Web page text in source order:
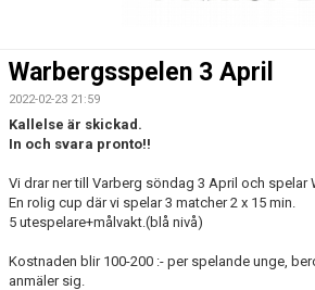
TRUPPEN
BILDGALLERI
DOKUMENT
KONTAKT
Warbergsspelen 3 April
2022-02-23 21:59
Kallelse är skickad.
In och svara pronto!!
Vi drar ner till Varberg söndag 3 April och spelar
En rolig cup där vi spelar 3 matcher 2 x 15 min.
5 utespelare+målvakt.(blå nivå)
Kostnaden blir 100-200 :- per spelande unge,
anmäler sig.